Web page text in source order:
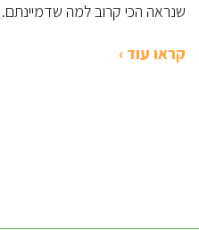
שנראה הכי קרוב למה שדמיינתם.
קראו עוד ›